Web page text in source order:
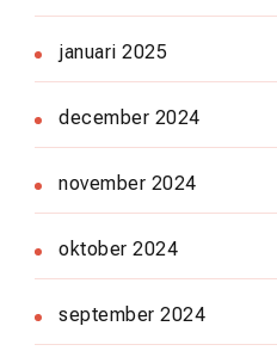
januari 2025
december 2024
november 2024
oktober 2024
september 2024